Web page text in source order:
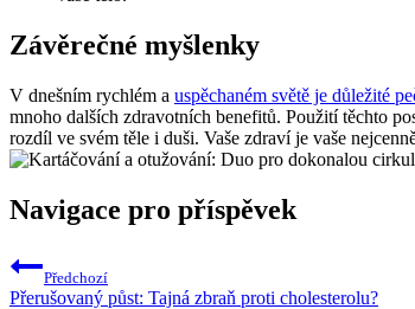
Závěrečné myšlenky
V dnešním rychlém a uspěchaném světě je důležité
mnoho dalších zdravotních benefitů. Použití těchto
rozdíl ve svém těle i duši. Vaše zdraví je vaše
Navigace pro příspěvek
Předchozí
Přerušovaný půst: Tajná zbraň proti cholesterolu?